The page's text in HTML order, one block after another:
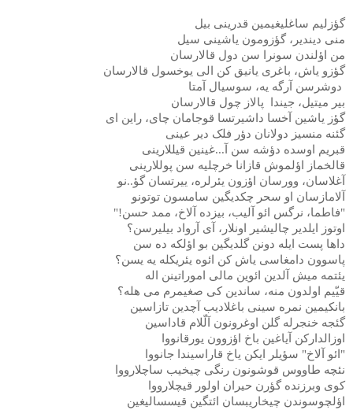
گؤزلیم ساغلیغیمین قدرینی بیل
منی دیندیر، گؤزومون یاشینی سیل
من اؤلندن سونرا سن دول قالارسان
گؤزو یاش، باغری یانیق کن الی یوخسول قالارسان
دوشرسن آرگه یه، سوسیال آمتا
بیر میتیل، جیندا
پالاز چول قالارسان
گؤز یاشین آخسا داشیرتسا قوجامان چای، راین ای
گئنه منسیز دولانان دؤر فلک دیر عینی
قبریم اوسده دؤشه سن آ...غینین قیللارینی
قالخماز اؤلموش قازانا خرچلیه سن پوللارینی
آغلاسان، وورسان اؤزون یئرلره، ییرتسان گؤ..نو
آلامازسان او سحر چکدیگین سامسون توتونو
"فاطما، نرگس ائو آلیب، بیزده آلاخ، ممد حسن!"
اوتوز ایلدیر چالیشیر اونلار، آی آرواد بیلیرسن؟
داها پست ایله دونن گلدیگین بو اؤلکه ده سن
پاسوون دامغاسی یاش کن ائوه یئریکله یه یسن؟
یئتمه میش آلدین ائوین مالی اموراتینن اله
قیّیم اولدون منه، ساندین کی صغیمرم می هله؟
بانکیمین نمره سینی باغلادیب آچدین تازاسین
گئجه خنجرله گلن اوغرونون آلّلام قاداسین
اوزالدارکن آیاغین باخ اؤزوون یورقانووا
"ائو آلاخ" سؤیلر ایکن یاخ قاراسیندا جانووا
نئچه طاووس قوشونون رنگی چیخیب ساچلارووا
کوی وبرزنده گؤرن حیران اولور قیچلارووا
اؤلچوسوندن چیخاریبسان ائتگین قیسسالیغین